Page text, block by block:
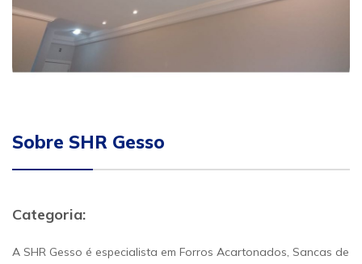
Sobre SHR Gesso
Categoria:
A SHR Gesso é especialista em Forros Acartonados, Sancas de